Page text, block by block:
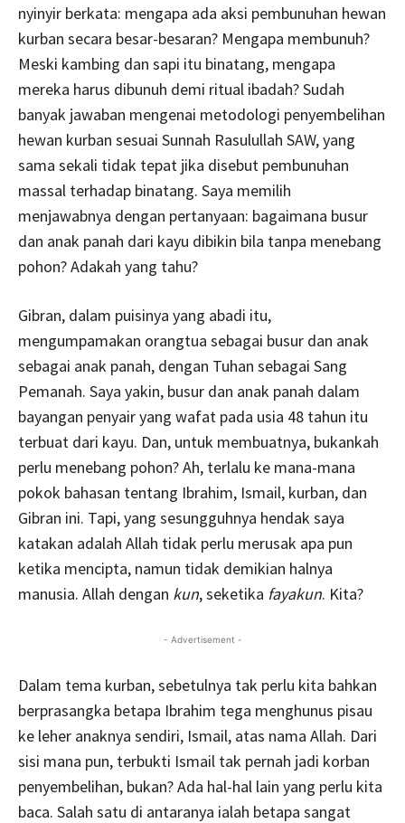
nyinyir berkata: mengapa ada aksi pembunuhan hewan
kurban secara besar-besaran? Mengapa membunuh?
Meski kambing dan sapi itu binatang, mengapa
mereka harus dibunuh demi ritual ibadah? Sudah
banyak jawaban mengenai metodologi penyembelihan
hewan kurban sesuai Sunnah Rasulullah SAW, yang
sama sekali tidak tepat jika disebut pembunuhan
massal terhadap binatang. Saya memilih
menjawabnya dengan pertanyaan: bagaimana busur
dan anak panah dari kayu dibikin bila tanpa menebang
pohon? Adakah yang tahu?
Gibran, dalam puisinya yang abadi itu,
mengumpamakan orangtua sebagai busur dan anak
sebagai anak panah, dengan Tuhan sebagai Sang
Pemanah. Saya yakin, busur dan anak panah dalam
bayangan penyair yang wafat pada usia 48 tahun itu
terbuat dari kayu. Dan, untuk membuatnya, bukankah
perlu menebang pohon? Ah, terlalu ke mana-mana
pokok bahasan tentang Ibrahim, Ismail, kurban, dan
Gibran ini. Tapi, yang sesungguhnya hendak saya
katakan adalah Allah tidak perlu merusak apa pun
ketika mencipta, namun tidak demikian halnya
manusia. Allah dengan kun, seketika fayakun. Kita?
- Advertisement -
Dalam tema kurban, sebetulnya tak perlu kita bahkan
berprasangka betapa Ibrahim tega menghunus pisau
ke leher anaknya sendiri, Ismail, atas nama Allah. Dari
sisi mana pun, terbukti Ismail tak pernah jadi korban
penyembelihan, bukan? Ada hal-hal lain yang perlu kita
baca. Salah satu di antaranya ialah betapa sangat